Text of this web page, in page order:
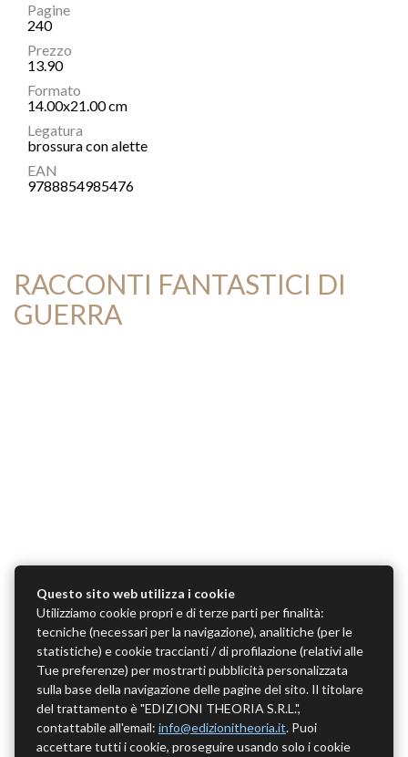
Pagine
240
Prezzo
13.90
Formato
14.00x21.00 cm
Legatura
brossura con alette
EAN
9788854985476
RACCONTI FANTASTICI DI
GUERRA
Questo sito web utilizza i cookie
Utilizziamo cookie propri e di terze parti per finalità:
tecniche (necessari per la navigazione), analitiche (per le
statistiche) e cookie traccianti / di profilazione (relativi alle
Tue preferenze) per mostrarti pubblicità personalizzata
sulla base della navigazione delle pagine del sito. Il titolare
del trattamento è "EDIZIONI THEORIA S.R.L.",
contattabile all'email: info@edizionitheoria.it. Puoi
accettare tutti i cookie, proseguire usando solo i cookie